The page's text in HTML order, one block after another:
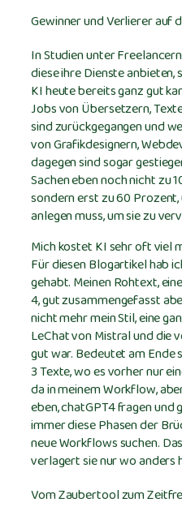
Gewinner und Verlierer auf
In Studien unter
diese ihre Dienste anbieten,
KI heute bereits ganz gut
Jobs von Übersetzern,
sind zurückgegangen und
von Grafikdesignern,
dagegen sind sogar
Sachen eben noch nicht zu
sondern erst zu 60
anlegen muss, um sie zu
Mich kostet KI sehr oft viel
Für diesen Blogartikel hab
gehabt. Meinen Rohtext,
4, gut zusammengefasst
nicht mehr mein Stil, eine
LeChat von Mistral und die
gut war. Bedeutet am
3 Texte, wo es vorher nur
da in meinem Workflow,
eben, chatGPT4 fragen und
immer diese Phasen der
neue Workflows suchen.
verlagert sie nur wo anders
Vom Zaubertool zum